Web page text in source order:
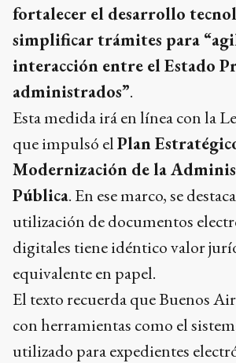
fortalecer el desarrollo
simplificar trámites para
interacción entre el Estado
administrados”.
Esta medida irá en línea con la
que impulsó elPlan
Modernización de la
Pública. En ese marco, se
utilización de documentos
digitales tiene idéntico valor
equivalente en papel.
El texto recuerda que Buenos
con herramientas como el
utilizado para expedientes